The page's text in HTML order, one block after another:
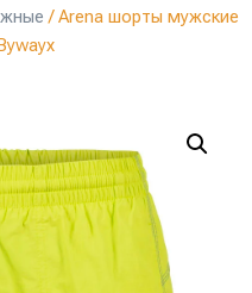
/ Arena шорты мужские